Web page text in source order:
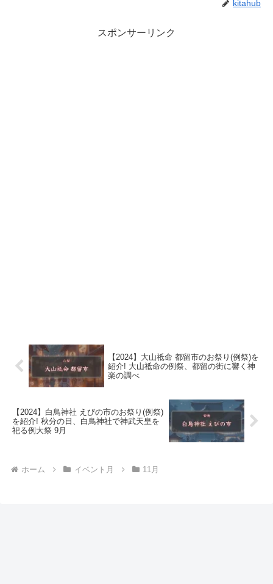
kitahub
スポンサーリンク
【2024】大山祗命 都留市のお祭り(例祭)を
紹介! 大山祗命の例祭、都留の街に響く神
楽の調べ
【2024】白鳥神社 えびの市のお祭り(例祭)
を紹介! 秋分の日、白鳥神社で神武天皇を
祀る例大祭 9月
ホーム イベント月 11月